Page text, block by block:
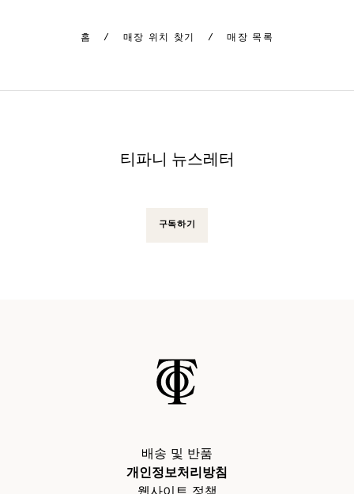
홈 / 매장 위치 찾기 / 매장 목록
티파니 뉴스레터
구독하기
배송 및 반품
개인정보처리방침